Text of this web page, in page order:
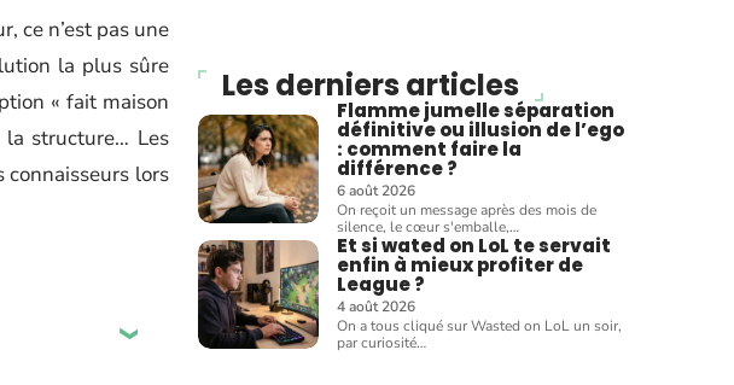
ce n’est pas une
la plus sûre
« fait maison
la structure… Les
lors
Les derniers articles
Flamme jumelle séparation
définitive ou illusion de l’ego
: comment faire la
différence ?
6 août 2026
On reçoit un message après des mois de
silence, le cœur s'emballe,…
Et si wated on LoL te servait
enfin à mieux profiter de
League ?
4 août 2026
On a tous cliqué sur Wasted on LoL un soir,
par curiosité…